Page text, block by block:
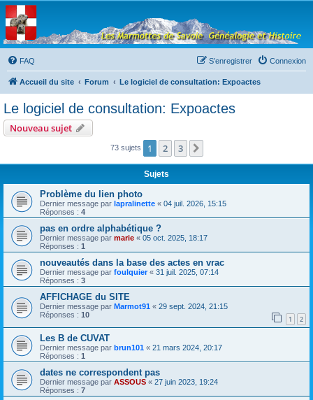
Les Marmottes de
Savoie
Forum d'entraide généalogique
FAQ
Connexion
S’enregistrer
Accueil du site Forum Le logiciel de consultation: Expoactes
Le logiciel de consultation: Expoactes
Nouveau sujet
73 sujets 1 2 3
Sujets
Problème du lien photo
Dernier message par lapralinette « 04 juil. 2026, 15:15
Réponses : 4
pas en ordre alphabétique ?
Dernier message par marie « 05 oct. 2025, 18:17
Réponses : 1
nouveautés dans la base des actes en vrac
Dernier message par foulquier« 31 juil. 2025, 07:14
Réponses : 3
AFFICHAGE du SITE
Dernier message par Marmot91 « 29 sept. 2024, 21:15
Réponses : 10 1 2
Les B de CUVAT
Dernier message par brun101 « 21 mars 2024, 20:17
Réponses : 1
dates ne correspondent pas
Dernier message par ASSOUS « 27 juin 2023, 19:24
Réponses : 7